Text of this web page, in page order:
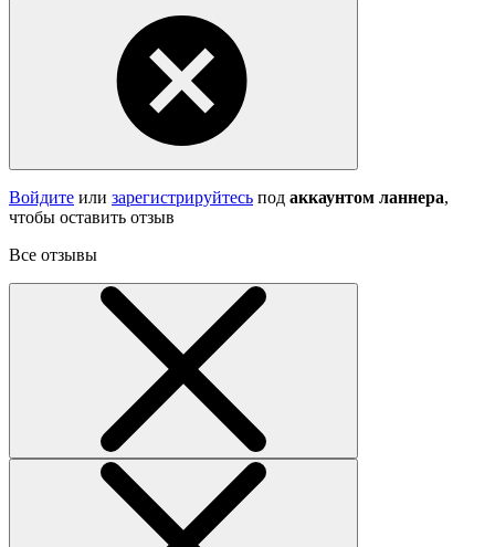
Войдите или зарегистрируйтесь под аккаунтом ланнера,
чтобы оставить отзыв
Все отзывы